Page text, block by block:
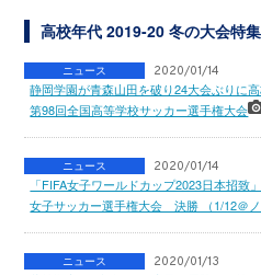
高校年代 2019-20 冬の大会特集
ニュース 2020/01/14
静岡学園が青森山田を破り24大会ぶりに
第98回全国高等学校サッカー選手権大会
ニュース 2020/01/14
「FIFA女子ワールドカップ2023日本招致
女子サッカー選手権大会 決勝 （1/12＠
ニュース 2020/01/13